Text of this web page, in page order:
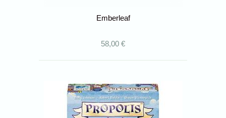
Emberleaf
58,00 €